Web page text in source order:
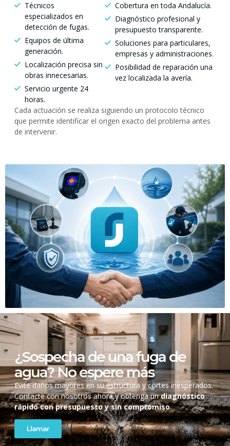
Técnicos
especializados en
detección de fugas.
Equipos de última
generación.
Localización precisa sin
obras innecesarias.
Servicio urgente 24
horas.
Cobertura en toda Andalucía.
Diagnóstico profesional y
presupuesto transparente.
Soluciones para particulares,
empresas y administraciones.
Posibilidad de reparación una
vez localizada la avería.
Cada actuación se realiza siguiendo un protocolo técnico
que permite identificar el origen exacto del problema antes
de intervenir.
¿Sospecha de una fuga de
agua? No espere más
Evite daños mayores en su estructura y cortes inesperados.
Contacte con nosotros ahora y obtenga undiagnóstico
rápido con presupuesto y sin compromiso.
Llamar